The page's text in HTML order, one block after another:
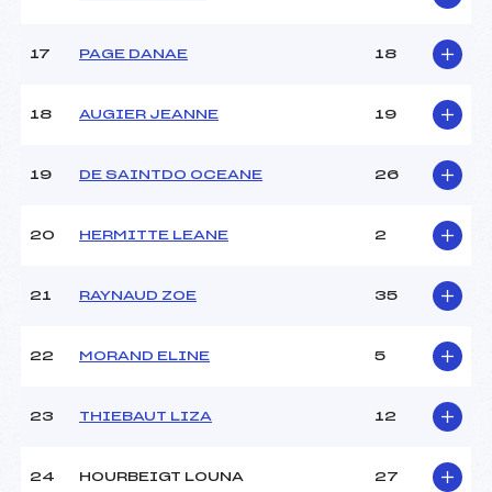
230.0000
Catégorie :
U14
17 PAGE DANAE 18
18 AUGIER JEANNE 19
19 DE SAINTDO OCEANE 26
20 HERMITTE LEANE 2
21 RAYNAUD ZOE 35
22 MORAND ELINE 5
23 THIEBAUT LIZA 12
24 HOURBEIGT LOUNA 27